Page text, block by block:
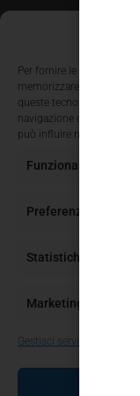
Per fornire le migliori
memorizzare e/o
queste tecnologie ci
navigazione o ID unici su
può influire
Funzionale
Preferenze
Statistiche
Marketing
Gestisci servizi